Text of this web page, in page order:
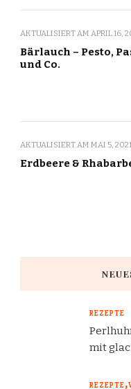
AKTUALISIERT AM APRIL 16,
Bärlauch – Pesto,
und Co.
AKTUALISIERT AM MAI 5, 2021
Erdbeere &
REZEPTE
mit
REZEPTE